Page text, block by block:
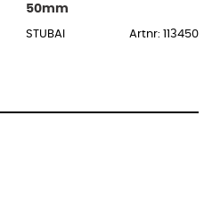
50mm
STUBAI Artnr: 113450